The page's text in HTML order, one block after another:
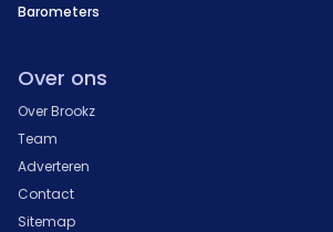
Barometers
Over ons
Over Brookz
Team
Adverteren
Contact
Sitemap